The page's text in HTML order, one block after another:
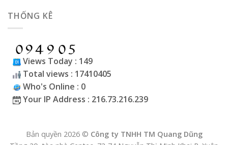
THỐNG KÊ
Views Today : 149
Total views : 17410405
Who's Online : 0
Your IP Address : 216.73.216.239
Bản quyền 2026 © Công ty TNHH TM Quang Dũng